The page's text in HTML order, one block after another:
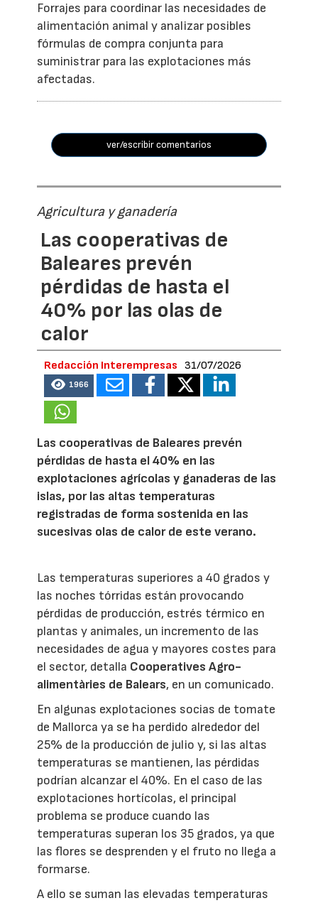
Forrajes para coordinar las necesidades de
alimentación animal y analizar posibles
fórmulas de compra conjunta para
suministrar para las explotaciones más
afectadas.
ver/escribir comentarios
Agricultura y ganadería
Las cooperativas de
Baleares prevén
pérdidas de hasta el
40% por las olas de
calor
Redacción Interempresas 31/07/2026
1966
Las cooperativas de Baleares prevén
pérdidas de hasta el 40% en las
explotaciones agrícolas y ganaderas de las
islas, por las altas temperaturas
registradas de forma sostenida en las
sucesivas olas de calor de este verano.
Las temperaturas superiores a 40 grados y
las noches tórridas están provocando
pérdidas de producción, estrés térmico en
plantas y animales, un incremento de las
necesidades de agua y mayores costes para
el sector, detalla Cooperatives Agro-
alimentàries de Balears, en un comunicado.
En algunas explotaciones socias de tomate
de Mallorca ya se ha perdido alrededor del
25% de la producción de julio y, si las altas
temperaturas se mantienen, las pérdidas
podrían alcanzar el 40%. En el caso de las
explotaciones hortícolas, el principal
problema se produce cuando las
temperaturas superan los 35 grados, ya que
las flores se desprenden y el fruto no llega a
formarse.
A ello se suman las elevadas temperaturas